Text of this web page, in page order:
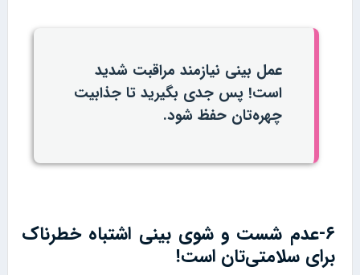
عمل بینی نیازمند مراقبت شدید
است! پس جدی بگیرید تا جذابیت
چهره‌تان حفظ شود.
۶-عدم شست و شوی بینی اشتباه خطرناک
برای سلامتی‌تان است!